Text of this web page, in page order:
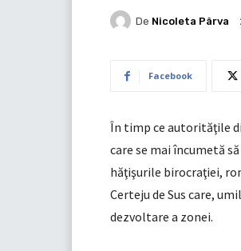
De Nicoleta Pârva
Facebook
În timp ce autorităţile
care se mai încumetă
hăţişurile birocraţiei,
Certeju de Sus care,
dezvoltare a zonei.